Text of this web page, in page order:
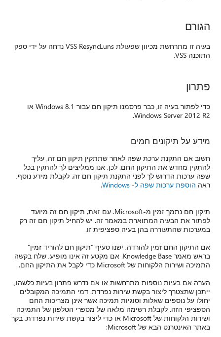
הגורם
בעיה זו מתרחשת מכיוון שפעולת VSS ResyncLuns נדחה על ידי ספק
התוכנה VSS.
פתרון
כדי לפתור בעיה זו, כבר פרסמנו תיקון חם עבור Windows 8.1 או
Windows Server 2012 R2.
מידע על תיקונים חמים
חשוב אם התקנת ערכת שפה לאחר שתתקין תיקון חם זה, עליך
להתקין מחדש את התיקון החם. לכן, אנו ממליצים לך להתקין בכל
שפה ערכות הדרוש לך לפני התקנת תיקון חם זה. לקבלת מידע נוסף,
ראה הוספת ערכות שפה ל- Windows .
תיקון חם נתמך זמין מ-Microsoft. עם זאת, תיקון חם זה מיועד
לפתור את הבעיה המתוארת במאמר זה. יש להחיל תיקון חם זה רק
במערכות שהתעוררה בהן בעיה ספציפית זו.
אם התיקון החם זמין להורדה, ישנו סעיף "תיקון חם להוריד זמין"
בראש מאמר Knowledge Base. אם מקטע זה אינו מופיע, שלח בקשה
התמיכה ושירות הלקוחות של Microsoft כדי לקבל את התיקון החם.
הערה אם בעיות נוספות מתרחשות או אם נדרש פתרון בעיות כלשהו,
ייתכן שתצטרך ליצור בקשת שירות נפרדת. דמי התמיכה המקובלים
יחולו על נוספים שאלות וסוגיות תמיכה אשר אינן מצריכות החם
הספציפי הזה. לקבלת רשימה מלאה של מספרי הטלפון של התמיכה
ושירות הלקוחות של Microsoft או כדי ליצור בקשת שירות נפרדת, בקר
באתר האינטרנט הבא של Microsoft: